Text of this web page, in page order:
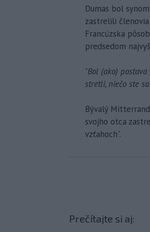
Dumas bol
zastrelili
Francúzska
predsedom
"Bol (ako)
stretli, niečo ste
Bývalý
svojho otca
vzťahoch".
Prečítajte si aj: